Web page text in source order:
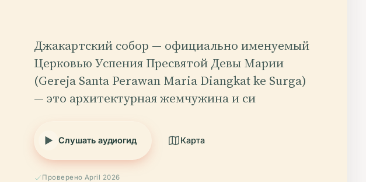
Джакартский собор — официально именуемый
Церковью Успения Пресвятой Девы Марии
(Gereja Santa Perawan Maria Diangkat ke Surga)
— это архитектурная жемчужина и си
Слушать аудиогид Карта
Проверено April 2026